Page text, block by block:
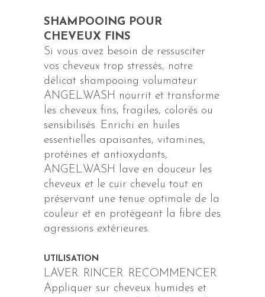
SHAMPOOING POUR
CHEVEUX FINS
Si vous avez besoin de ressusciter
vos cheveux trop stressés, notre
délicat shampooing volumateur
ANGEL.WASH nourrit et transforme
les cheveux fins, fragiles, colorés ou
sensibilisés. Enrichi en huiles
essentielles apaisantes, vitamines,
protéines et antioxydants,
ANGEL.WASH lave en douceur les
cheveux et le cuir chevelu tout en
préservant une tenue optimale de la
couleur et en protégeant la fibre des
agressions extérieures.
UTILISATION
LAVER. RINCER. RECOMMENCER.
Appliquer sur cheveux humides et